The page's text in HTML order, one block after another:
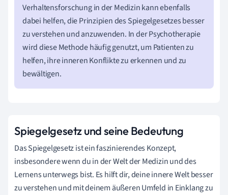
Verhaltensforschung in der Medizin kann ebenfalls
dabei helfen, die Prinzipien des Spiegelgesetzes besser
zu verstehen und anzuwenden. In der Psychotherapie
wird diese Methode häufig genutzt, um Patienten zu
helfen, ihre inneren Konflikte zu erkennen und zu
bewältigen.
Spiegelgesetz und seine Bedeutung
Das Spiegelgesetz ist ein faszinierendes Konzept,
insbesondere wenn du in der Welt der Medizin und des
Lernens unterwegs bist. Es hilft dir, deine innere Welt besser
zu verstehen und mit deinem äußeren Umfeld in Einklang zu